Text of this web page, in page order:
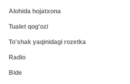
Alohida hojatxona
Tualet qog'ozi
To'shak yaqinidagi rozetka
Radio
Bide